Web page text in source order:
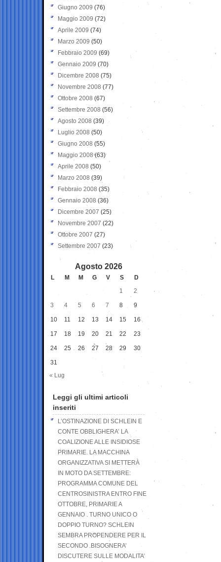
Giugno 2009 (76)
Maggio 2009 (72)
Aprile 2009 (74)
Marzo 2009 (50)
Febbraio 2009 (69)
Gennaio 2009 (70)
Dicembre 2008 (75)
Novembre 2008 (77)
Ottobre 2008 (67)
Settembre 2008 (56)
Agosto 2008 (39)
Luglio 2008 (50)
Giugno 2008 (55)
Maggio 2008(63)
Aprile 2008 (50)
Marzo 2008 (39)
Febbraio 2008 (35)
Gennaio 2008 (36)
Dicembre 2007 (25)
Novembre 2007 (22)
Ottobre 2007 (27)
Settembre 2007 (23)
Agosto 2026
L M M G V S
D
1
2
3 4 5 6 7 8 9
10 11 12 13 14 15 16
17 18 19 20 21 22 23
24 25 26 27 28 29 30
31
« Lug
Leggi gli ultimi articoli
inseriti
L’OSTINAZIONE DI SCHLEIN E
CONTE OBBLIGHERA’ LA
COALIZIONE ALLE INSIDIOSE
PRIMARIE. LA MACCHINA
ORGANIZZATIVA SI METTERÀ
IN MOTO DA SETTEMBRE:
PROGRAMMA COMUNE DEL
CENTROSINISTRA ENTRO FINE
OTTOBRE, PRIMARIE A
GENNAIO . TURNO UNICO O
DOPPIO TURNO? SCHLEIN
SEMBRA PROPENDERE PER IL
SECONDO .BISOGNERA’
DISCUTERE SULLE MODALITA’